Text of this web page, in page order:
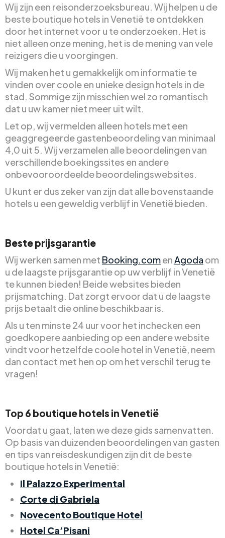
Wij zijn een reisonderzoeksbureau. Wij helpen u de
beste boutique hotels in Venetië te ontdekken
door het internet voor u te onderzoeken. Het is
niet alleen onze mening, het is de mening van vele
reizigers die u voorgingen.
Wij maken het u gemakkelijk om informatie te
vinden over coole en unieke design hotels in de
stad. Sommige zijn misschien wel zo romantisch
dat u uw kamer niet meer uit wilt.
Let op, wij vermelden alleen hotels met een
geaggregeerde gastenbeoordeling van minimaal
4,0 uit 5. Wij verzamelen alle beoordelingen van
verschillende boekingssites en andere
onbevooroordeelde beoordelingswebsites.
U kunt er dus zeker van zijn dat alle bovenstaande
hotels u een geweldig verblijf in Venetië bieden.
Beste prijsgarantie
Wij werken samen met Booking.comenAgoda om
u de laagste prijsgarantie op uw verblijf in Venetië
te kunnen bieden! Beide websites bieden
prijsmatching. Dat zorgt ervoor dat u de laagste
prijs betaalt die online beschikbaar is.
Als u ten minste 24 uur voor het inchecken een
goedkopere aanbieding op een andere website
vindt voor hetzelfde coole hotel in Venetië, neem
dan contact met hen op om het verschil terug te
vragen!
Top 6 boutique hotels in Venetië
Voordat u gaat, laten we deze gids samenvatten.
Op basis van duizenden beoordelingen van gasten
en tips van reisdeskundigen zijn dit de beste
boutique hotels in Venetië:
Il Palazzo Experimental
Corte di Gabriela
Novecento Boutique Hotel
Hotel Ca’Pisani